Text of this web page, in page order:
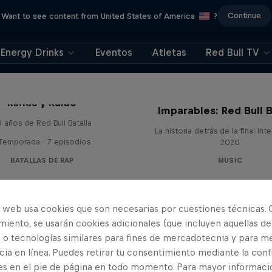
Want to see content from United States of America ? Continue
Energy Drinks Eventos Atletas Red Bull TV
Rimas y Ruido
años de Red Bull Batalla
· 7 episodios
BATALLAS DE RAP
Imparables: Red Bull
La historia detrás de la final
2020
MUSIC
web usa cookies que son necesarias por cuestiones técnicas.
se usarán cookies adicionales (que incluyen aquellas de
tecnologías similares para fines de mercadotecnia y para
en línea. Puedes retirar tu consentimiento mediante la
en el pie de página en todo momento. Para mayor